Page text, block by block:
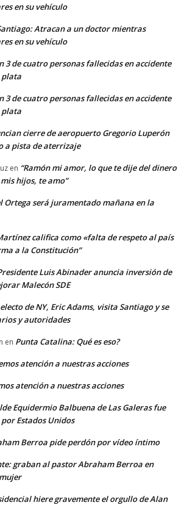
en su vehículo
Atracan a un doctor mientras
en su vehículo
3 de cuatro personas fallecidas en accidente
plata
3 de cuatro personas fallecidas en accidente
plata
cierre de aeropuerto Gregorio Luperón
a pista de aterrizaje
en “Ramón mi amor, lo que te dije del dinero
hijos, te amo”
Ortega será juramentado mañana en la
califica como «falta de respeto al país
a la Constitución”
Luis Abinader anuncia inversión de
Malecón SDE
de NY, Eric Adams, visita Santiago y se
y autoridades
en Punta Catalina: Qué es eso?
atención a nuestras acciones
atención a nuestras acciones
Equidermio Balbuena de Las Galeras fue
Estados Unidos
Berroa pide perdón por vídeo íntimo
graban al pastor Abraham Berroa en
hiere gravemente el orgullo de Alan